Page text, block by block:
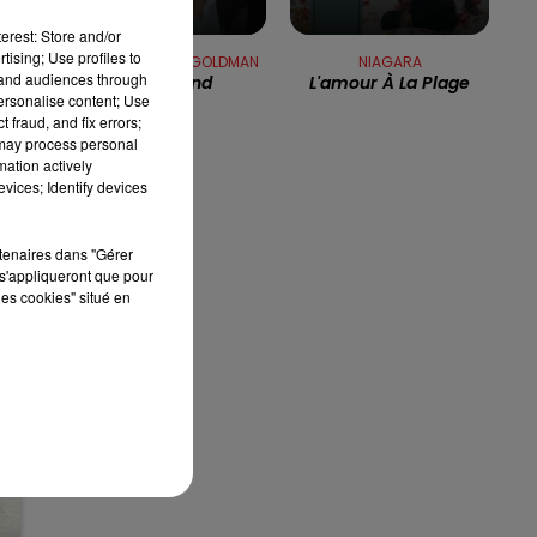
8h00 - 10h00
RDL WEEK-END
JEAN-JACQUES GOLDMAN
Elle Attend
NIAGARA
L'amour À La Plage
Store and/or
Use profiles to
audiences through
content; Use
fraud, and fix errors;
process personal
actively
Identify devices
dans "Gérer
que pour
cookies" situé en